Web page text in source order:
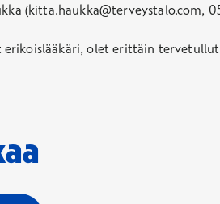
(kitta.haukka@terveystalo.com,
olet erittäin